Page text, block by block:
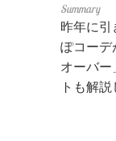
昨年に引
ぽコーデ
オーバー
トも解